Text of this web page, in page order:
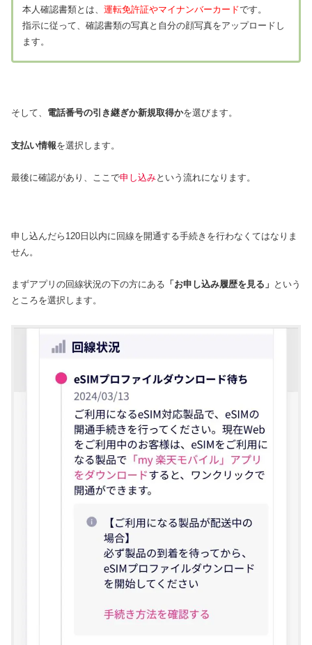
本人確認書類とは、 運転免許証やマイナンバーカードです。
指示に従って、確認書類の写真と自分の顔写真をアップロードし
ます。
そして、 電話番号の引き継ぎか新規取得かを選びます。
支払い情報を選択します。
最後に確認があり、ここで申し込みという流れになります。
申し込んだら120日以内に回線を開通する手続きを行わなくてはなりま
せん。
まずアプリの回線状況の下の方にある 「お申し込み履歴を見る」 という
ところを選択します。